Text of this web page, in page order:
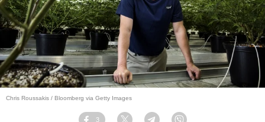
Chris Roussakis / Bloomberg via Getty Images
3